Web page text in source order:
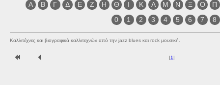
Α
Β Γ Δ Ε Ζ Η Θ Ι Κ Λ Μ Ν Ξ Ο
Π
0
1 2 3 4 5 6 7 8
Καλλιτέχνες και βιογραφικά καλλιτεχνών από την jazz blues και rock μουσική.
|1 |